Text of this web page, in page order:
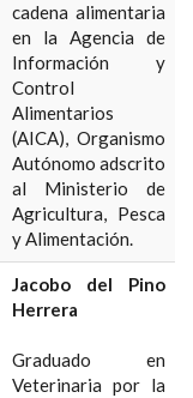
cadena alimentaria
en la Agencia de
Información y
Control
Alimentarios
(AICA), Organismo
Autónomo adscrito
al Ministerio de
Agricultura, Pesca
y Alimentación.
Jacobo del Pino
Herrera
Graduado en
Veterinaria por la